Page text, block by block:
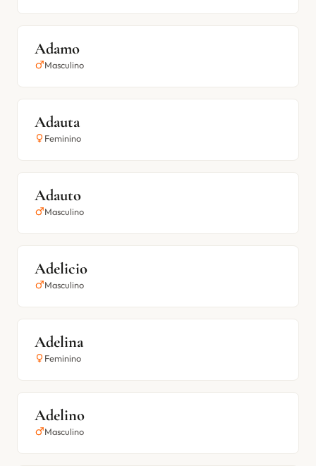
Adamo
Masculino
Adauta
Feminino
Adauto
Masculino
Adelicio
Masculino
Adelina
Feminino
Adelino
Masculino